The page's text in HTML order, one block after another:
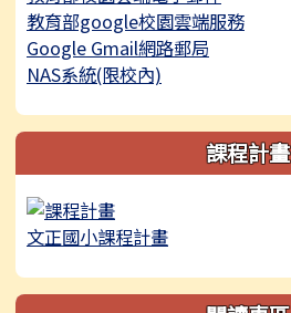
教育部google校園雲端服務
Google Gmail網路郵局
NAS系統(限校內)
課程計畫
文正國小課程計畫